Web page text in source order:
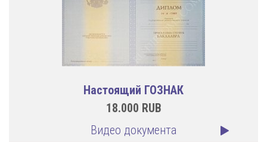
Настоящий ГОЗНАК
18.000 RUB
Видео документа